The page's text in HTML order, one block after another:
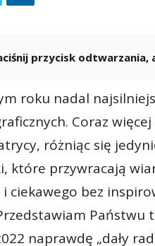
przycisk
roku nadal
Coraz
różniąc się
które przywracają
i ciekawego bez
naprawdę „dały